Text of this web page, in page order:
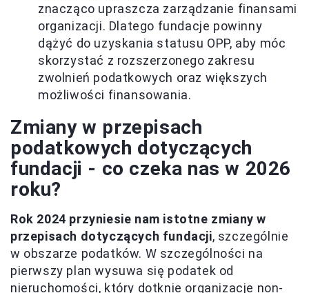
znacząco upraszcza zarządzanie finansami
organizacji. Dlatego fundacje powinny
dążyć do uzyskania statusu OPP, aby móc
skorzystać z rozszerzonego zakresu
zwolnień podatkowych oraz większych
możliwości finansowania.
Zmiany w przepisach
podatkowych dotyczących
fundacji - co czeka nas w 2026
roku?
Rok 2024 przyniesie nam istotne zmiany w
przepisach dotyczących fundacji, szczególnie
w obszarze podatków. W szczególności na
pierwszy plan wysuwa się podatek od
nieruchomości, który dotknie organizacje non-